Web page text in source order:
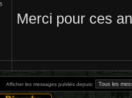
Merci pour ces
Afficher les messages publiés depuis: